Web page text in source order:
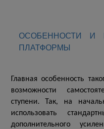
ОСОБЕННОСТИ И
ПЛАТФОРМЫ
Главная особенность
возможности
ступени. Так, на
использовать
дополнительного